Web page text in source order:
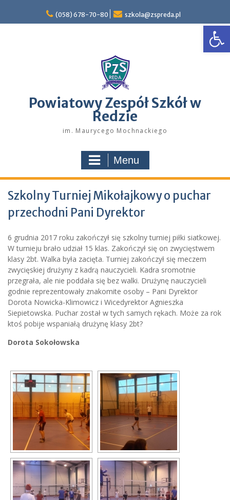
content
(058) 678-70-80 szkola@zspreda.pl
Powiatowy Zespół Szkół w
Redzie
im. Maurycego Mochnackiego
Menu
Szkolny Turniej Mikołajkowy o puchar
przechodni Pani Dyrektor
6 grudnia 2017 roku zakończył się szkolny turniej piłki siatkowej.
W turnieju brało udział 15 klas. Zakończył się on zwycięstwem
klasy 2bt. Walka była zacięta. Turniej zakończył się meczem
zwycięskiej drużyny z kadrą nauczycieli. Kadra sromotnie
przegrała, ale nie poddała się bez walki. Drużynę nauczycieli
godnie reprezentowały znakomite osoby – Pani Dyrektor
Dorota Nowicka-Klimowicz i Wicedyrektor Agnieszka
Siepietowska. Puchar został w tych samych rękach. Może za rok
ktoś pobije wspaniałą drużynę klasy 2bt?
Dorota Sokołowska